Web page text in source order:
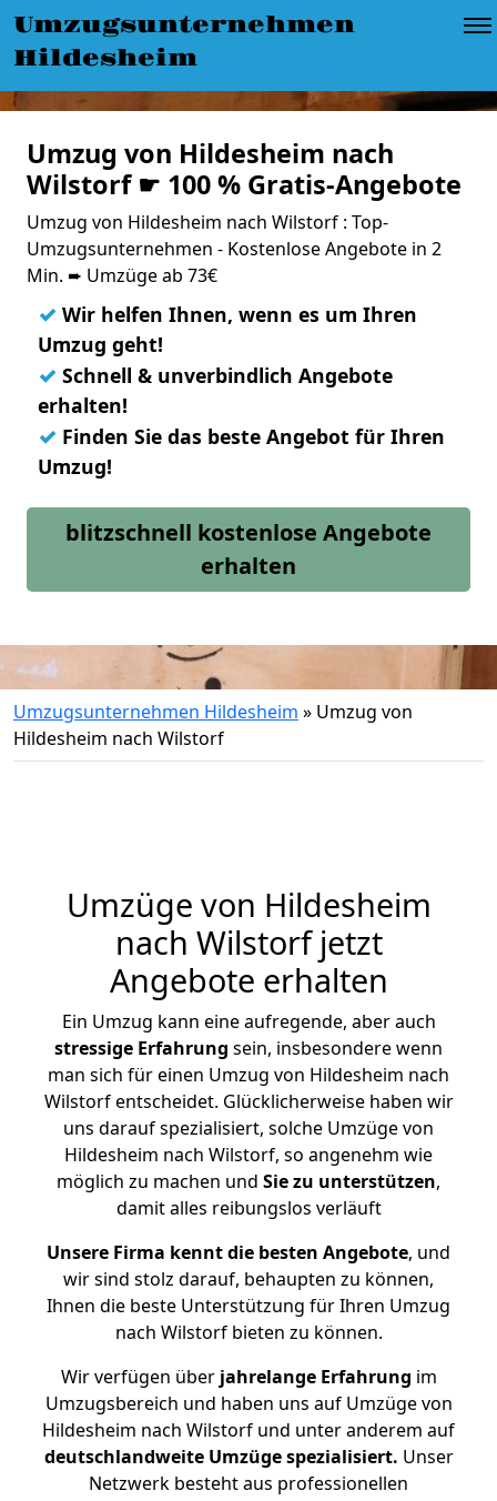
Umzugsunternehmen
Hildesheim
Umzug von Hildesheim nach
Wilstorf ☛ 100 % Gratis-Angebote
Umzug von Hildesheim nach Wilstorf : Top-
Umzugsunternehmen - Kostenlose Angebote in 2
Min. ➨ Umzüge ab 73€
✓ Wir helfen Ihnen, wenn es um Ihren
Umzug geht!
✓ Schnell & unverbindlich Angebote
erhalten!
✓ Finden Sie das beste Angebot für Ihren
Umzug!
blitzschnell kostenlose Angebote
erhalten
Umzugsunternehmen Hildesheim » Umzug von
Hildesheim nach Wilstorf
Umzüge von Hildesheim
nach Wilstorf jetzt
Angebote erhalten
Ein Umzug kann eine aufregende, aber auch
stressige Erfahrung sein, insbesondere wenn
man sich für einen Umzug von Hildesheim nach
Wilstorf entscheidet. Glücklicherweise haben wir
uns darauf spezialisiert, solche Umzüge von
Hildesheim nach Wilstorf, so angenehm wie
möglich zu machen und Sie zu unterstützen,
damit alles reibungslos verläuft
Unsere Firma kennt die besten Angebote, und
wir sind stolz darauf, behaupten zu können,
Ihnen die beste Unterstützung für Ihren Umzug
nach Wilstorf bieten zu können.
Wir verfügen überjahrelange Erfahrung im
Umzugsbereich und haben uns auf Umzüge von
Hildesheim nach Wilstorf und unter anderem auf
deutschlandweite Umzüge spezialisiert. Unser
Netzwerk besteht aus professionellen